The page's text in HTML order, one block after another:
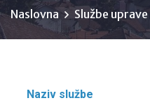
Naslovna Službe uprave
Naziv službe